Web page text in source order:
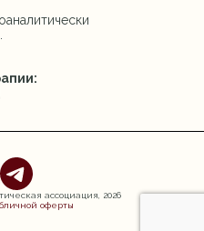
ассоциация, 2026
оферты